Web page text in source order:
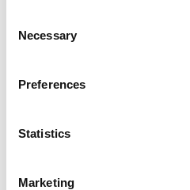
Selection
Necessary
Preferences
Statistics
MarketingOm fonden